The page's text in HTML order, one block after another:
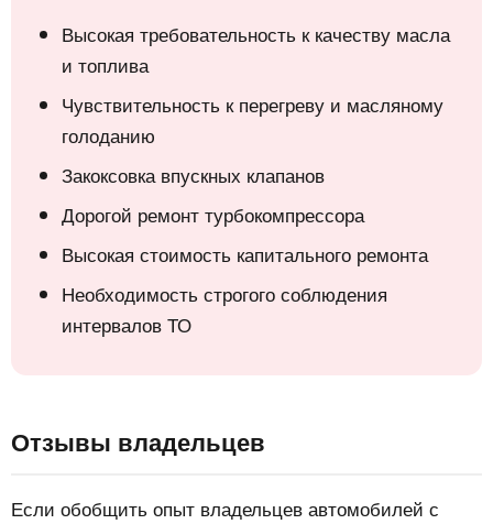
Высокая требовательность к качеству масла
и топлива
Чувствительность к перегреву и масляному
голоданию
Закоксовка впускных клапанов
Дорогой ремонт турбокомпрессора
Высокая стоимость капитального ремонта
Необходимость строгого соблюдения
интервалов ТО
Отзывы владельцев
Если обобщить опыт владельцев автомобилей с